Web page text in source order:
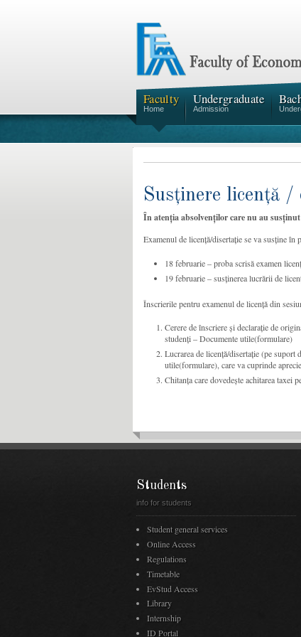
Faculty
Home
Undergraduate
Admission
Susținere licență
În atenția absolvenților care nu au
Examenul de licență/disertație se va susține în
18 februarie – proba scrisă examen
19 februarie – susținerea lucrării de
Înscrierile pentru examenul de licență din
Cerere de înscriere și declarație de
studenți – Documente utile(formulare)
Lucrarea de licență/disertație (pe
utile(formulare), care va cuprinde
Chitanța care dovedește achitarea taxei
Students
info for students
Student general services
Online Access
Regulations
Timetable
EvStud Access
Library
Internship
ID Portal